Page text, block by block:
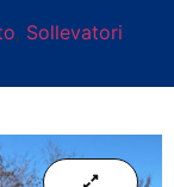
, Sollevatori